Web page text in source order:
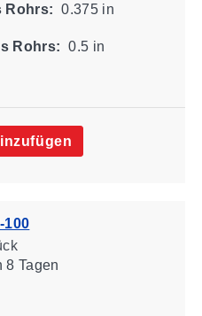
Rohrs: 0.375 in
Rohrs: 0.5 in
100
Tagen